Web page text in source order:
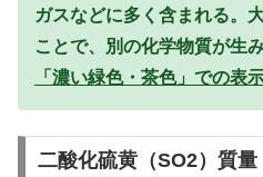
ガスなどに多く含まれる。
ことで、別の化学物質が生
「濃い緑色・茶色」での表
二酸化硫黄（SO2）質量